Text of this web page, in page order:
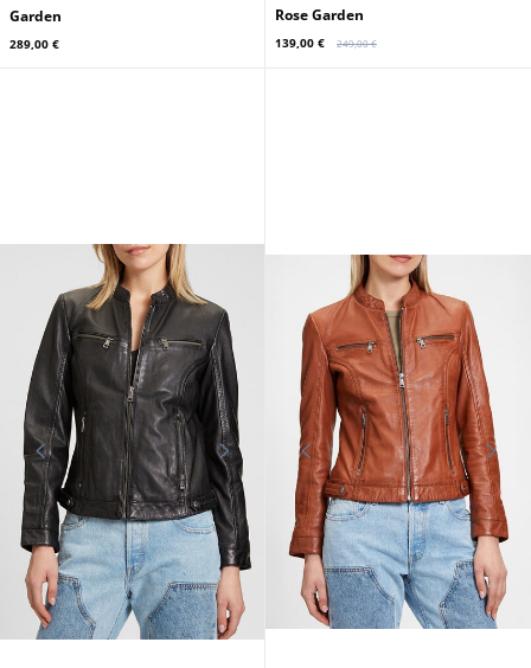
Garden
289,00 €
Rose Garden
139,00 € 249,00 €